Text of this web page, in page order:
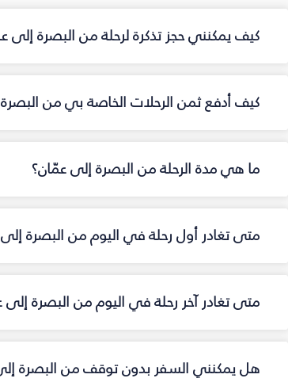
كيف يمكنني حجز تذكرة لرحلة من البصرة‎ إلى عمّان من خلال فلاي دبي؟
كيف أدفع ثمن الرحلات الخاصة بي من البصرة‎ إلى عمّان عبر الإنترنت؟
ما هي مدة الرحلة من البصرة‎ إلى عمّان؟
متى تغادر أول رحلة في اليوم من البصرة‎ إلى عمّان؟
متى تغادر آخر رحلة في اليوم من البصرة‎ إلى عمّان؟
هل يمكنني السفر بدون توقف من البصرة‎ إلى عمّان؟